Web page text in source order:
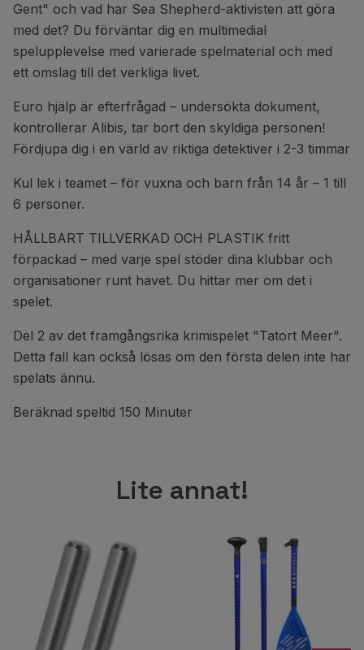
Gent" och vad har Sea Shepherd-aktivisten att göra
med det? Du förväntar dig en multimedial
spelupplevelse med varierade spelmaterial och med
ett omslag till det verkliga livet.
Euro hjälp är efterfrågad – undersökta dokument,
kontrollerar Alibis, tar bort den skyldiga personen!
Fördjupa dig i en värld av riktiga detektiver i 2-3 timmar
Kul lek i teamet – för vuxna och barn från 14 år – 1 till
6 personer.
HÅLLBART TILLVERKAD OCH PLASTIK fritt
förpackad – med varje spel stöder dina klubbar och
organisationer runt havet. Du hittar mer om det i
spelet.
Del 2 av det framgångsrika krimispelet "Tatort Meer".
Detta fall kan också lösas om den första delen inte har
spelats ännu.
Beräknad speltid 150 Minuter
Lite annat!